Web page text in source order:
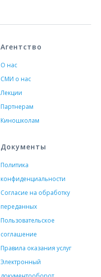
Агентство
О нас
СМИ о нас
Лекции
Партнерам
Киношколам
Документы
Политика
конфиденциальности
Согласие на обработку
переданных
Пользовательское
соглашение
Правила оказания услуг
Электронный